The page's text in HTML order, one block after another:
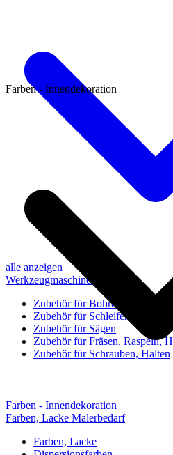
alle anzeigen
Werkzeugmaschinen-Zubehör
Zubehör für Bohren, Bohrhilfen
Zubehör für Schleifen, Poliere
Zubehör für Sägen
Zubehör für Fräsen, Raspeln, H
Zubehör für Schrauben, Halten
Farben - Innendekoration
Farben - Innendekoration
Farben, Lacke Malerbedarf
Farben, Lacke